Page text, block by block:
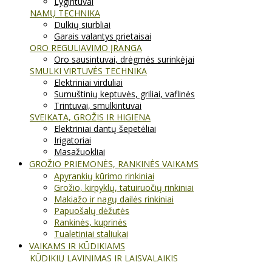
NAMŲ TECHNIKA
Dulkių siurbliai
Garais valantys prietaisai
ORO REGULIAVIMO ĮRANGA
Oro sausintuvai, drėgmės surinkėjai
SMULKI VIRTUVĖS TECHNIKA
Elektriniai virduliai
Sumuštinių keptuvės, griliai, vaflinės
Trintuvai, smulkintuvai
SVEIKATA, GROŽIS IR HIGIENA
Elektriniai dantų šepetėliai
Irigatoriai
Masažuokliai
GROŽIO PRIEMONĖS, RANKINĖS VAIKAMS
Apyrankių kūrimo rinkiniai
Grožio, kirpyklų, tatuiruočių rinkiniai
Makiažo ir nagų dailės rinkiniai
Papuošalų dėžutės
Rankinės, kuprinės
Tualetiniai staliukai
VAIKAMS IR KŪDIKIAMS
KŪDIKIŲ LAVINIMAS IR LAISVALAIKIS